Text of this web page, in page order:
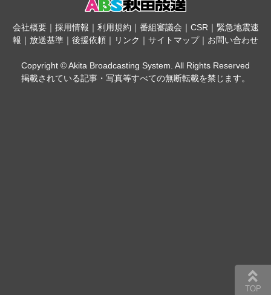
会社概要｜ 採用情報 ｜ 利用規約 ｜ 番組審議会 ｜ CSR｜ 緊急地震速
報 ｜ 放送基準 ｜ 後援依頼 ｜ リンク ｜ サイトマップ｜ お問い合わせ
Copyright © Akita Broadcasting System. All Rights Reserved
掲載されている記事・写真等すべての無断転載を禁じます。